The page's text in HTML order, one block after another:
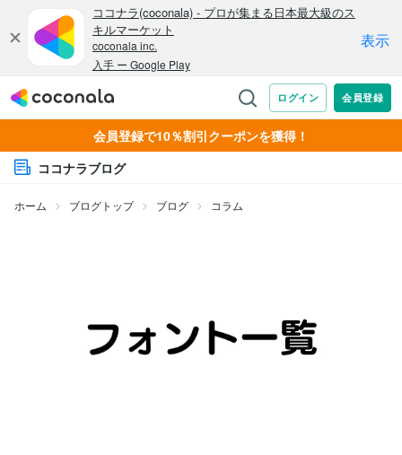
会員登録で10％割引クーポンを獲得！
ココナラブログ
ホーム ブログトップ ブログ コラム